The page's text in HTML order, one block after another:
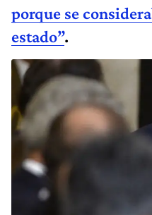
porque se
estado”.